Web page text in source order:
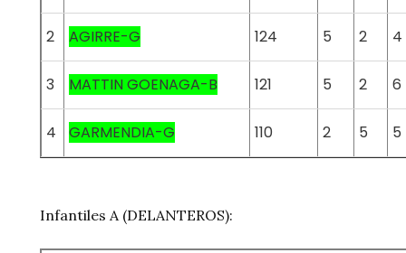
2 AGIRRE-G 124 5 2 4
3 MATTIN GOENAGA-B 121 5 2 6
4 GARMENDIA-G 110 2 5 5
Infantiles A (DELANTEROS):